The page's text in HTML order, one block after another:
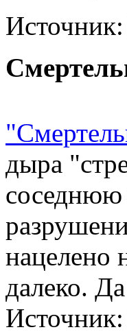
дыра
соседнюю
нацелено
далеко.